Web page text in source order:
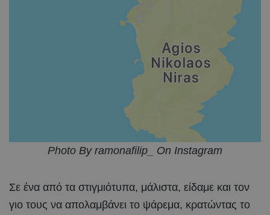
Photo By ramonafilip_ On Instagram
Σε ένα από τα στιγμιότυπα, μάλιστα, είδαμε και τον
γιο τους να απολαμβάνει το ψάρεμα, κρατώντας το